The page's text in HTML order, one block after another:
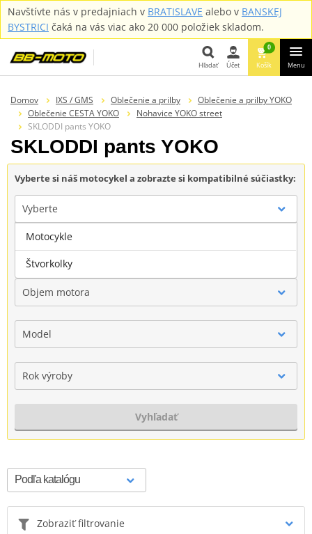
Navštívte nás v predajniach v BRATISLAVE alebo v BANSKEJ
BYSTRICI čaká na vás viac ako 20 000 položiek skladom.
Hľadať
Hľadať Účet
0
Košík Menu
Domov IXS / GMS Oblečenie a prilby
Oblečenie a prilby YOKO
Oblečenie CESTA YOKO
Nohavice YOKO street
SKLODDI pants YOKO
SKLODDI pants YOKO
Vyberte si náš motocykel a zobrazte si kompatibilné súčiastky:
Vyberte
Značka
Objem motora
Model
Rok výroby
Vyhľadať
Zobraziť filtrovanie
Motocykle
Štvorkolky